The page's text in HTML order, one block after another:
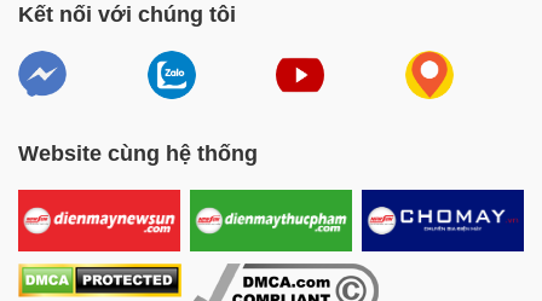
lần hút (2 túi 5kg, 4 túi 2.5kg hoặc 6 túi 0.5-1kg). Trung
bình mỗi phút thực hiện được 1-2 chu trình cho năng suất
2-12 túi/phút. Đây là mức năng suất khá tốt, phù hợp với
Kết nối với chúng tôi
Website cùng hệ thống